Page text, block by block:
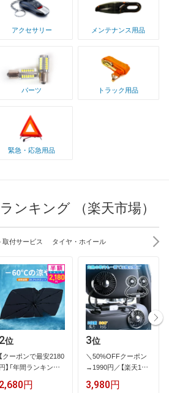
アクセサリー メンテナンス用品
パーツ トラック用品
緊急・応急用品
ンキング （楽天市場）
取付サービス タイヤ・ホイール
2位
【​ク​ー​ポ​ン​で​最​安​2​1​8​0​
円​】​「​年​間​ラ​ン​キ​ン​…
2,680円
3位
＼​5​0​%​O​F​F​ク​ー​ポ​ン​
→​1​9​9​0​円​／​【​楽​天​1​位​
3,980円